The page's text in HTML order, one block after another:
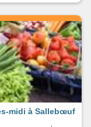
midi à Sallebœuf